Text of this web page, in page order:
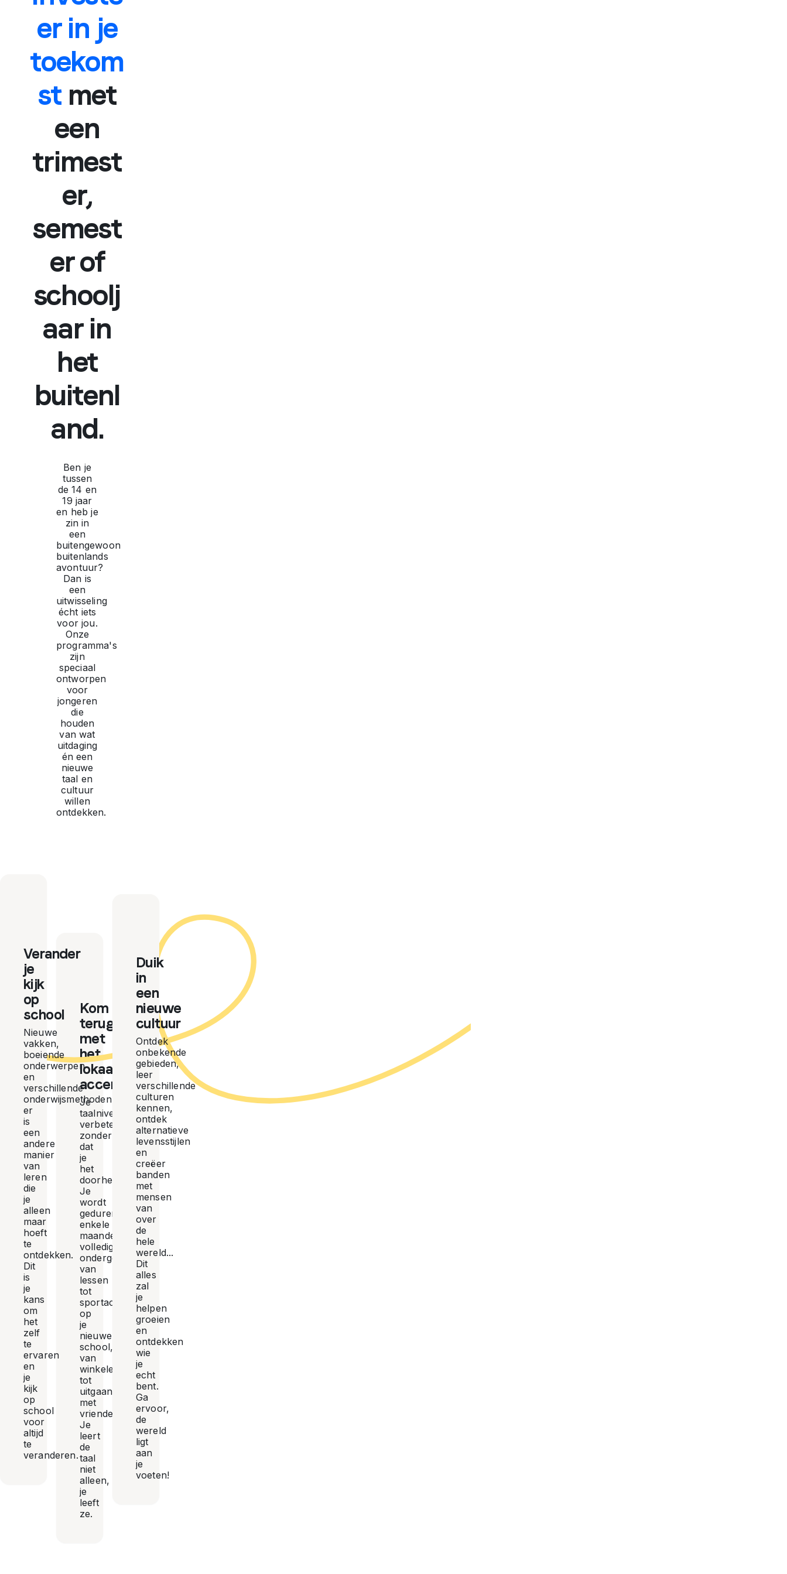
er in je
toekom
st met
een
trimest
er,
semest
er of
schoolj
aar in
het
buitenl
and.
Ben je
tussen
de 14 en
19 jaar
en heb je
zin in
een
buitengewoon
buitenlands
avontuur?
Dan is
een
uitwisseling
écht iets
voor jou.
Onze
programma's
zijn
speciaal
ontworpen
voor
jongeren
die
houden
van wat
uitdaging
én een
nieuwe
taal en
cultuur
willen
ontdekken.
Verander
je
kijk
op
school
Nieuwe
vakken,
boeiende
onderwerpen
en
verschillende
onderwijsmethoden:
er
is
een
andere
manier
van
leren
die
je
alleen
maar
hoeft
te
ontdekken.
Dit
is
je
kans
om
het
zelf
te
ervaren
en
je
kijk
op
school
voor
altijd
te
veranderen.
Kom
terug
met
het
lokaal
accent
Je
taalniveau
verbetert
zonder
dat
je
het
doorhebt...
Je
wordt
gedurende
enkele
maanden
volledig
ondergedompeld:
van
lessen
tot
sportactiviteiten
op
je
nieuwe
school,
van
winkelen
tot
uitgaan
met
vrienden.
Je
leert
de
taal
niet
alleen,
je
leeft
ze.
Duik
in
een
nieuwe
cultuur
Ontdek
onbekende
gebieden,
leer
verschillende
culturen
kennen,
ontdek
alternatieve
levensstijlen
en
creëer
banden
met
mensen
van
over
de
hele
wereld...
Dit
alles
zal
je
helpen
groeien
en
ontdekken
wie
je
echt
bent.
Ga
ervoor,
de
wereld
ligt
aan
je
voeten!